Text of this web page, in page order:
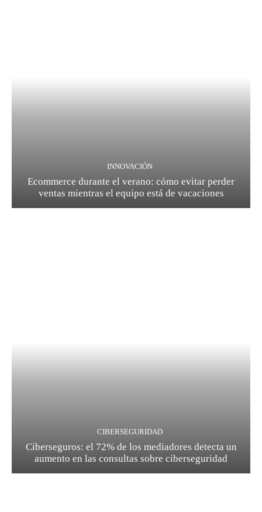
INNOVACIÓN
Ecommerce durante el verano: cómo evitar perder
ventas mientras el equipo está de vacaciones
CIBERSEGURIDAD
Ciberseguros: el 72% de los mediadores detecta un
aumento en las consultas sobre ciberseguridad